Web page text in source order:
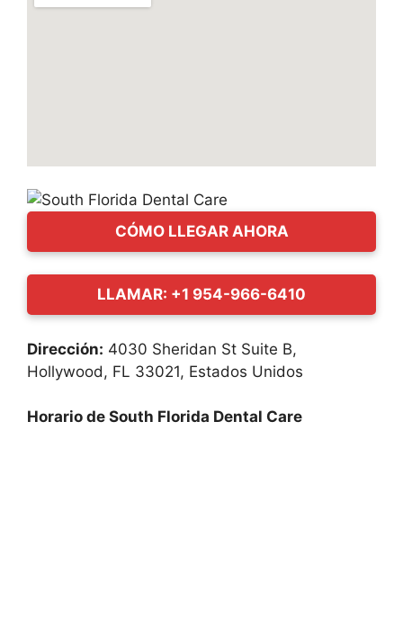
CÓMO LLEGAR AHORA
LLAMAR: +1 954-966-6410
Dirección: 4030 Sheridan St Suite B,
Hollywood, FL 33021, Estados Unidos
Horario de South Florida Dental Care